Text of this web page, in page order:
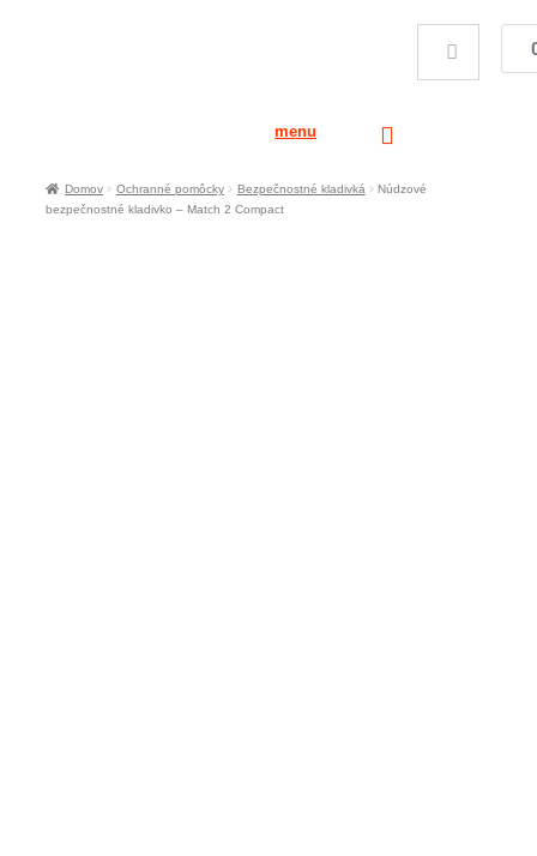
menu
Domov Ochranné pomôcky Bezpečnostné kladivká
Núdzové
bezpečnostné kladivko – Match 2 Compact